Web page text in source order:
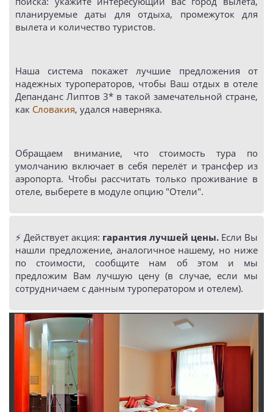
планируемые даты для отдыха, промежуток для
вылета и количество туристов.
Наша система покажет лучшие предложения от
надежных туроператоров, чтобы Ваш отдых в отеле
Депанданс Липтов 3* в такой замечательной стране,
как Словакия, удался наверняка.
Обращаем внимание, что стоимость тура по
умолчанию включает в себя перелёт и трансфер из
аэропорта. Чтобы рассчитать только проживание в
отеле, выберете в модуле опцию "Отели".
⚡️ Действует акция: гарантия лучшей цены. Если Вы
нашли предложение, аналогичное нашему, но ниже
по стоимости, сообщите нам об этом и мы
предложим Вам лучшую цену (в случае, если мы
сотрудничаем с данным туроператором и отелем).